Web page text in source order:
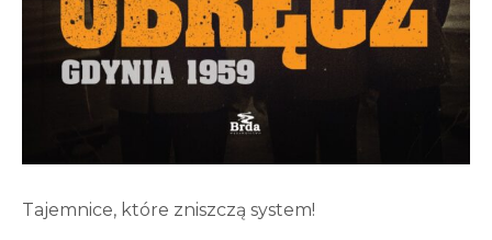
Tajemnice, które zniszczą system!